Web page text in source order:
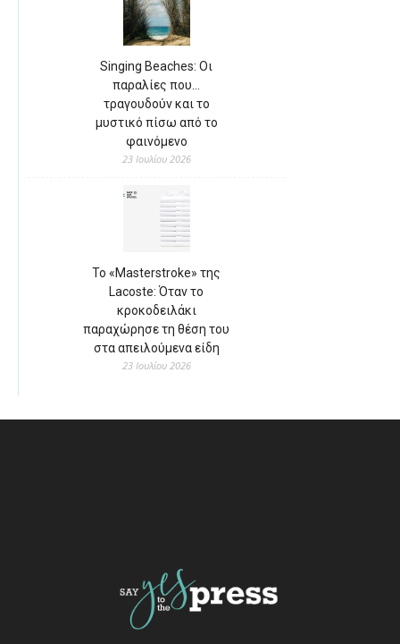
Singing Beaches: Οι
παραλίες που…
τραγουδούν και το
μυστικό πίσω από το
φαινόμενο
23 Ιουλίου 2026
Το «Masterstroke» της
Lacoste: Όταν το
κροκοδειλάκι
παραχώρησε τη θέση του
στα απειλούμενα είδη
23 Ιουλίου 2026